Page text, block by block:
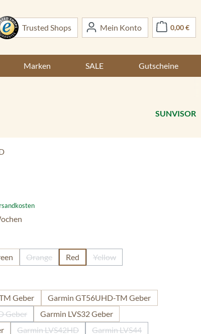
Trusted Shops Mein Konto 0,00 €
Marken SALE Gutscheine
SUNVISOR
Orange
(Diese Option ist zurzeit nicht verfügbar.)
Red Yellow
(Diese Option ist zurzeit nicht
Geber
Garmin GT56UHD-TM Geber
Geber
ist zurzeit nicht verfügbar.)
Garmin LVS32 Geber
Garmin LVS42HD Garmin LVS44